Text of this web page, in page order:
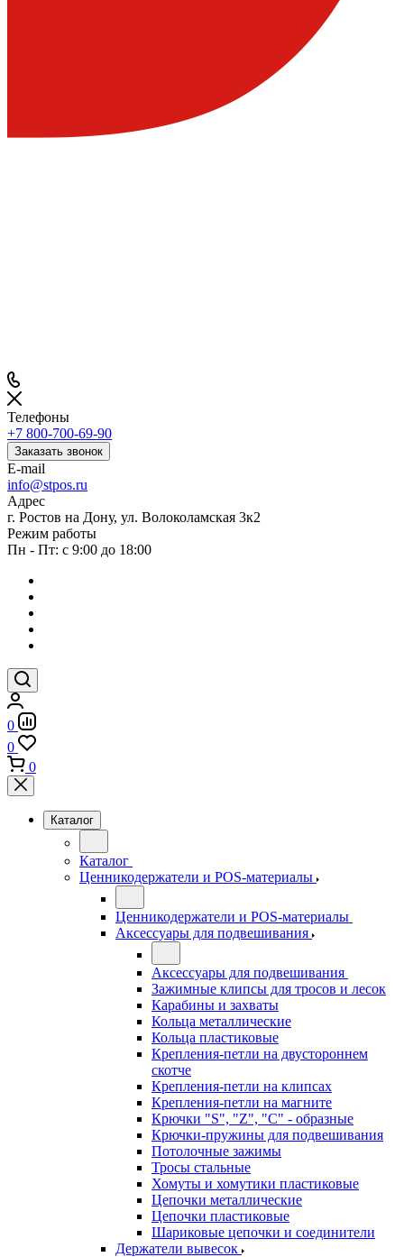
Телефоны
+7 800-700-69-90
Заказать звонок
E-mail
info@stpos.ru
Адрес
г. Ростов на Дону, ул. Волоколамская 3к2
Режим работы
Пн - Пт: с 9:00 до 18:00
0
0
0
Каталог
Каталог
Ценникодержатели и POS-материалы
Ценникодержатели и POS-материалы
Аксессуары для подвешивания
Аксессуары для подвешивания
Зажимные клипсы для тросов и лесок
Карабины и захваты
Кольца металлические
Кольца пластиковые
Крепления-петли на двустороннем
скотче
Крепления-петли на клипсах
Крепления-петли на магните
Крючки "S", "Z", "C" - образные
Крючки-пружины для подвешивания
Потолочные зажимы
Тросы стальные
Хомуты и хомутики пластиковые
Цепочки металлические
Цепочки пластиковые
Шариковые цепочки и соединители
Держатели вывесок